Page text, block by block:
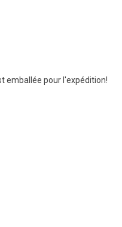
emballée pour l'expédition!